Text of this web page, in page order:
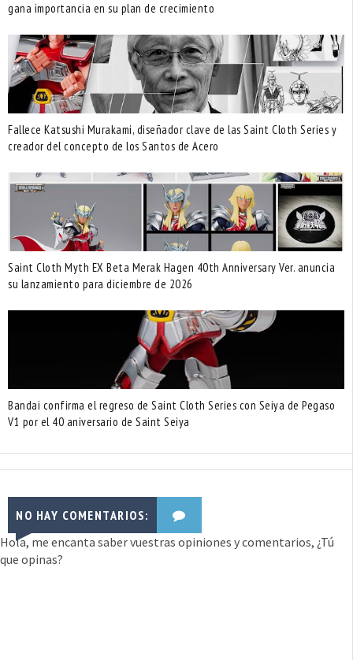
gana importancia en su plan de crecimiento
Fallece Katsushi Murakami, diseñador clave de las Saint Cloth Series y
creador del concepto de los Santos de Acero
Saint Cloth Myth EX Beta Merak Hagen 40th Anniversary Ver. anuncia
su lanzamiento para diciembre de 2026
Bandai confirma el regreso de Saint Cloth Series con Seiya de Pegaso
V1 por el 40 aniversario de Saint Seiya
NO HAY COMENTARIOS:
Hola, me encanta saber vuestras opiniones y comentarios, ¿Tú
que opinas?